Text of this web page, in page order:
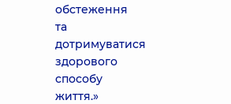
обстеження
та
дотримуватися
здорового
способу
життя.»